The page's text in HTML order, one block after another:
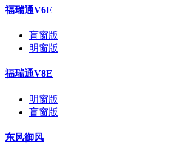
福瑞通V6E
盲窗版
明窗版
福瑞通V8E
明窗版
盲窗版
东风御风